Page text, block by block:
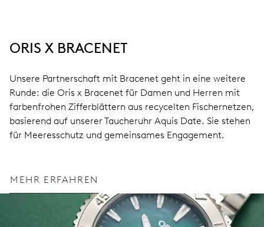
ORIS X BRACENET
Unsere Partnerschaft mit Bracenet geht in eine weitere
Runde: die Oris x Bracenet für Damen und Herren mit
farbenfrohen Zifferblättern aus recycelten Fischernetzen,
basierend auf unserer Taucheruhr Aquis Date. Sie stehen
für Meeresschutz und gemeinsames Engagement.
MEHR ERFAHREN